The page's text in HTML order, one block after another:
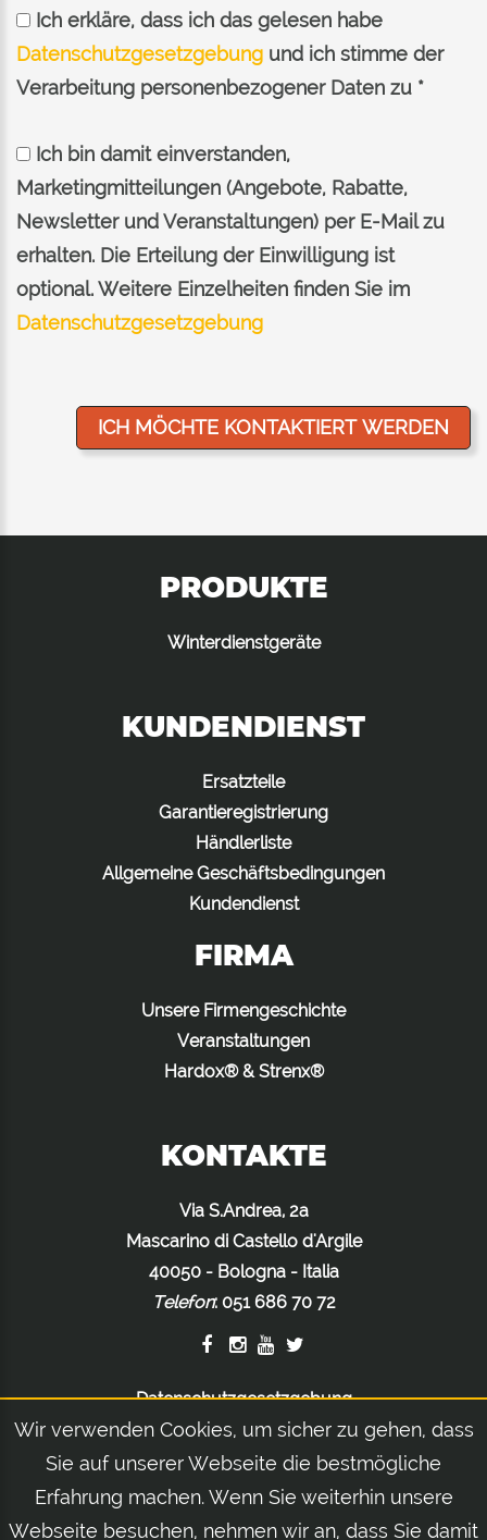
Ich erkläre, dass ich das gelesen habe
Datenschutzgesetzgebung und ich stimme der
Verarbeitung personenbezogener Daten zu *
Ich bin damit einverstanden,
Marketingmitteilungen (Angebote, Rabatte,
Newsletter und Veranstaltungen) per E-Mail zu
erhalten. Die Erteilung der Einwilligung ist
optional. Weitere Einzelheiten finden Sie im
Datenschutzgesetzgebung
PRODUKTE
Winterdienstgeräte
KUNDENDIENST
Ersatzteile
Garantieregistrierung
Händlerliste
Allgemeine Geschäftsbedingungen
Kundendienst
FIRMA
Unsere Firmengeschichte
Veranstaltungen
Hardox® & Strenx®
KONTAKTE
Via S.Andrea, 2a
Mascarino di Castello d'Argile
40050 - Bologna - Italia
Telefon: 051 686 70 72
Datenschutzgesetzgebung
Cookiegesetzgebung
Rechtliche Hinweise
Wir verwenden Cookies, um sicher zu gehen, dass
Sie auf unserer Webseite die bestmögliche
Erfahrung machen. Wenn Sie weiterhin unsere
Webseite besuchen, nehmen wir an, dass Sie damit